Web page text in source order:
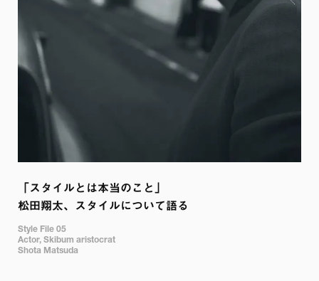
「スタイルとは本当のこと」
Style File 05
Actor, Skibum aristocrat
Shota Matsuda